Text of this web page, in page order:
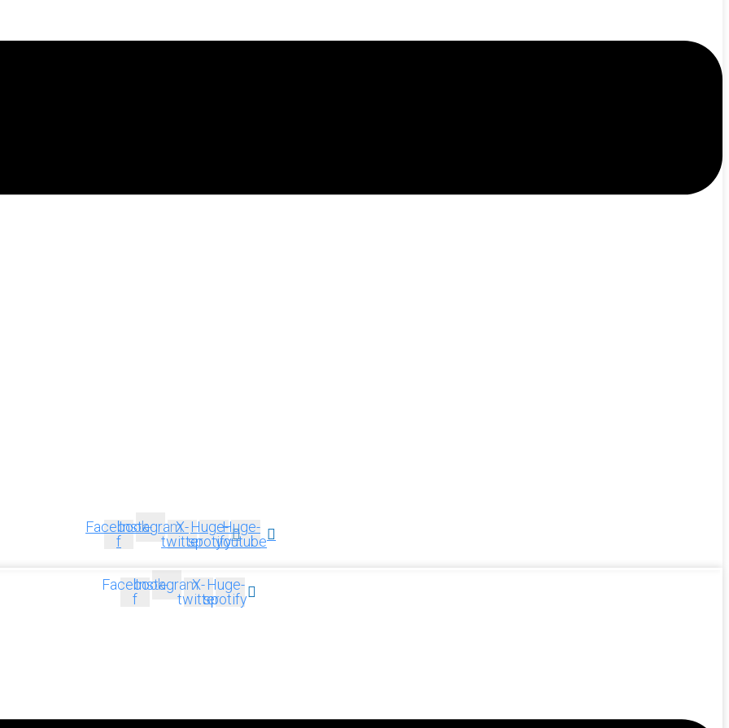
Facebook-
f
InstagramX-
twitter
Huge-
spotify
Huge-
youtube
Facebook-
f
InstagramX-
twitter
Huge-
spotify